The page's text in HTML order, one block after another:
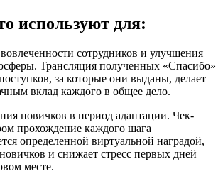
используют для:
сотрудников и улучшения
Трансляция полученных «Спасибо»
за которые они выданы, делает
вклад каждого в общее дело.
новичков в период адаптации. Чек-
прохождение каждого шага
определенной виртуальной наградой,
и снижает стресс первых дней
месте.